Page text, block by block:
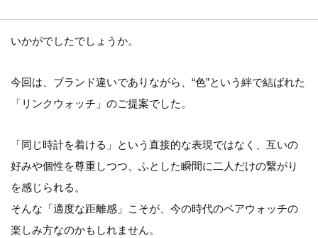
いかがでしたでしょうか。
今回は、ブランド違いでありながら、“色”という絆で結ばれた
「リンクウォッチ」のご提案でした。
「同じ時計を着ける」という直接的な表現ではなく、互いの
好みや個性を尊重しつつ、ふとした瞬間に二人だけの繋がり
を感じられる。
そんな「適度な距離感」こそが、今の時代のペアウォッチの
楽しみ方なのかもしれません。